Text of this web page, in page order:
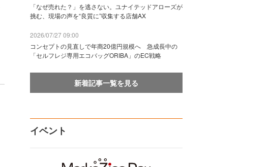
「なぜ売れた？」を逃さない。ユナイテッドアローズが
挑む、現場の声を“良質に”収集する店舗AX
2026/07/27 09:00
コンセプトの見直しで年商20億円規模へ 急成長中の
「セルフレジ専用エコバッグORIBA」のEC戦略
新着記事一覧を見る
イベント